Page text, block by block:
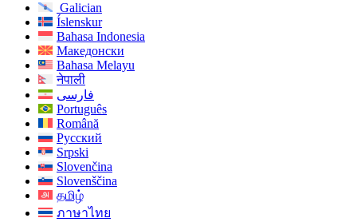
Galician
Íslenskur
Bahasa Indonesia
Македонски
Bahasa Melayu
नेपाली
فارسی
Português
Română
Русский
Srpski
Slovenčina
Slovenščina
தமிழ்
ภาษาไทย